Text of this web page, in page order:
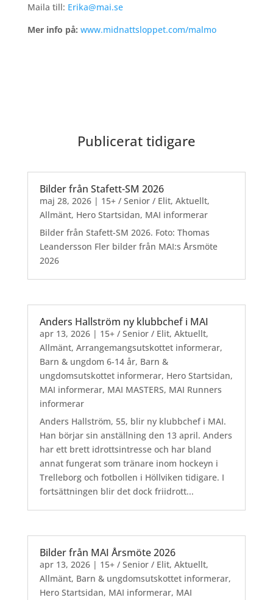
Maila till: Erika@mai.se
Mer info på: www.midnattsloppet.com/malmo
Publicerat tidigare
Bilder från Stafett-SM 2026
maj 28, 2026| 15+ / Senior / Elit, Aktuellt,
Allmänt, Hero Startsidan, MAI informerar
Bilder från Stafett-SM 2026. Foto: Thomas
Leandersson Fler bilder från MAI:s Årsmöte
2026
Anders Hallström ny klubbchef i MAI
apr 13, 2026| 15+ / Senior / Elit, Aktuellt,
Allmänt, Arrangemangsutskottet informerar,
Barn & ungdom 6-14 år, Barn &
ungdomsutskottet informerar, Hero Startsidan,
MAI informerar, MAI MASTERS, MAI Runners
informerar
Anders Hallström, 55, blir ny klubbchef i MAI.
Han börjar sin anställning den 13 april. Anders
har ett brett idrottsintresse och har bland
annat fungerat som tränare inom hockeyn i
Trelleborg och fotbollen i Höllviken tidigare. I
fortsättningen blir det dock friidrott...
Bilder från MAI Årsmöte 2026
apr 13, 2026| 15+ / Senior / Elit, Aktuellt,
Allmänt, Barn & ungdomsutskottet informerar,
Hero Startsidan, MAI informerar, MAI